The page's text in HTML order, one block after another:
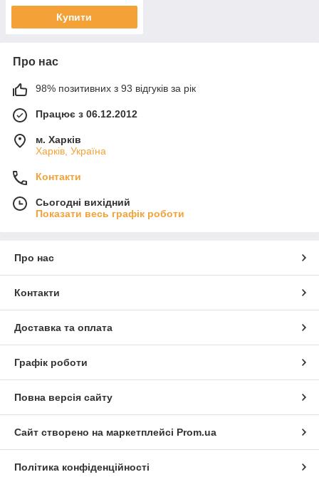
Купити
Про нас
98% позитивних з 93 відгуків за рік
Працює з 06.12.2012
м. Харків
Харків, Україна
Контакти
Сьогодні вихідний
Показати весь графік роботи
Про нас
Контакти
Доставка та оплата
Графік роботи
Повна версія сайту
Сайт створено на маркетплейсі Prom.ua
Політика конфіденційності